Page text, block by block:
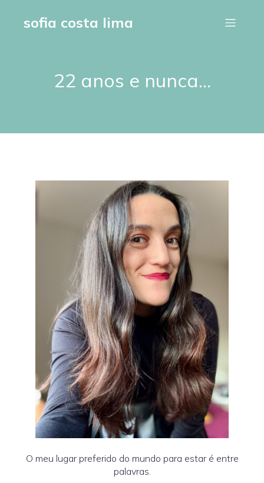
sofia costa lima
22 anos e nunca…
O meu lugar preferido do mundo para estar é entre
palavras.